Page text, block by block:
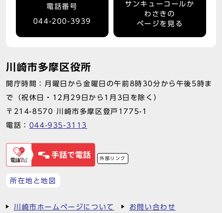
電話番号
044-200-3939
サンキューコールか
わさきの
ページを見る
川崎市多摩区役所
開庁時間：月曜日から金曜日の午前8時30分から午後5時ま
で（祝休日・12月29日から1月3日を除く）
〒214-8570 川崎市多摩区登戸1775-1
電話： 044-935-3113
外部リンク
所在地と地図
川崎市ホームページについて お問い合わせ